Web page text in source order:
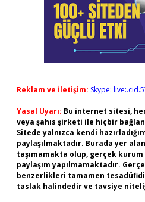
Reklam ve İletişim: Skype:
Yasal Uyarı: Bu internet sitesi,
veya şahıs şirketi ile hiçbir
Sitede yalnızca kendi
paylaşılmaktadır. Burada yer
taşımamakta olup, gerçek
paylaşım yapılmamaktadır.
benzerlikleri tamamen
taslak halindedir ve tavsiye